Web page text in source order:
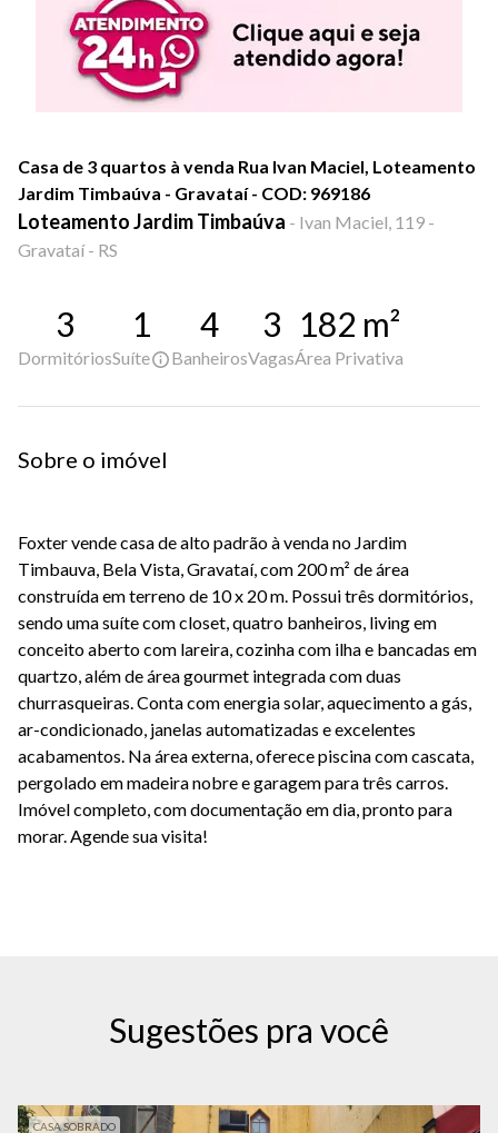
Casa de 3 quartos à venda Rua Ivan Maciel, Loteamento
Jardim Timbaúva - Gravataí - COD: 969186
Loteamento Jardim Timbaúva - Ivan Maciel, 119 -
Gravataí - RS
3
Dormitórios
1
Suíte
4
Banheiros
3
Vagas
182 m²
Área Privativa
Sobre o imóvel
Foxter vende casa de alto padrão à venda no Jardim
Timbauva, Bela Vista, Gravataí, com 200 m² de área
construída em terreno de 10 x 20 m. Possui três dormitórios,
sendo uma suíte com closet, quatro banheiros, living em
conceito aberto com lareira, cozinha com ilha e bancadas em
quartzo, além de área gourmet integrada com duas
churrasqueiras. Conta com energia solar, aquecimento a gás,
ar-condicionado, janelas automatizadas e excelentes
acabamentos. Na área externa, oferece piscina com cascata,
pergolado em madeira nobre e garagem para três carros.
Imóvel completo, com documentação em dia, pronto para
morar. Agende sua visita!
Sugestões pra você
CASA SOBRADO